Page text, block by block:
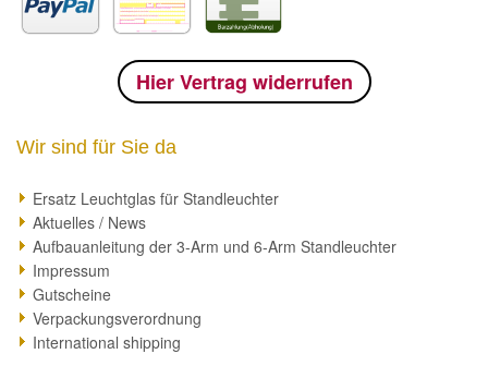
Hier Vertrag widerrufen
Wir sind für Sie da
Ersatz Leuchtglas für Standleuchter
Aktuelles / News
Aufbauanleitung der 3-Arm und 6-Arm Standleuchter
Impressum
Gutscheine
Verpackungsverordnung
International shipping